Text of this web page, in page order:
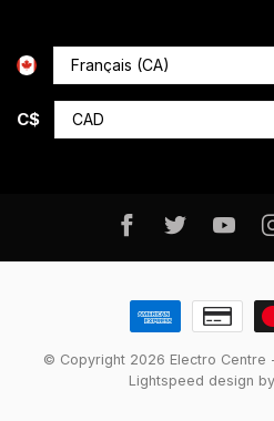
C$
© Copyright 2026 Electro Centre
Lightspeed design by